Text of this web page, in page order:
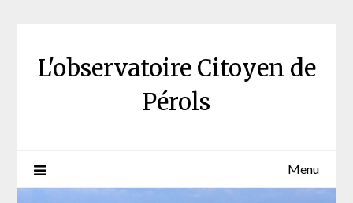
L'observatoire Citoyen de
Pérols
Menu